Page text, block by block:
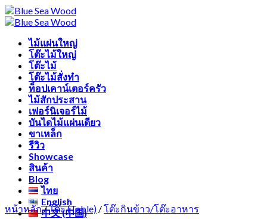
Skip
to
ไม้แผ่นใหญ่
โต๊ะไม้ใหญ่
โต๊ะไม้
โต๊ะไม้สั่งทำ
ท็อปเคาน์เตอร์ครัว
ไม้สักประสาน
เฟอร์นิเจอร์ไม้
บันไดไม้แผ่นเดียว
ขาเหล็ก
รีวิว
Showcase
สินค้า
Blog
ไทย
English
中文 (中国)
หน้าหลัก/โต๊ะ (Table) /โต๊ะกินข้าว/โต๊ะอาหาร